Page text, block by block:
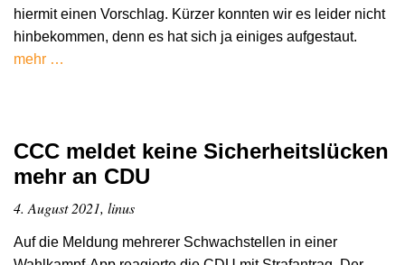
hiermit einen Vorschlag. Kürzer konnten wir es leider nicht
hinbekommen, denn es hat sich ja einiges aufgestaut.
mehr …
CCC meldet keine Sicherheitslücken
mehr an CDU
4. August 2021, linus
Auf die Meldung mehrerer Schwachstellen in einer